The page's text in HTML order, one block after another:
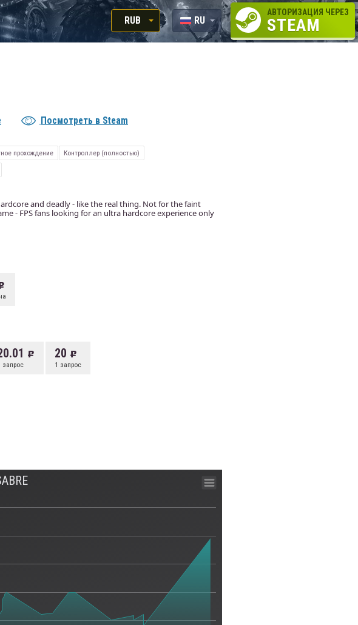
RUB
RUB
RU
EN
АВТОРИЗАЦИЯ ЧЕРЕЗ
STEAM
Посмотреть в Steam
прохождение
Контроллер (полностью)
and deadly - like the real thing. Not for the faint
- FPS fans looking for an ultra hardcore experience only
запрос
20
1 запрос